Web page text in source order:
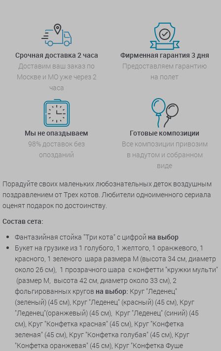
Срочная доставка 2 часа
Доставим ваш заказ по
Москве и МО уже через 2
часа
Фирменная гарантия 3 дня
Предоставляем гарантию
на полет
Мы не опаздываем
98% доставок без
опозданий
Готовые композиции
Все композиции привозим
в надутом и собранном
виде
Порадуйте своих маленьких любознательных деток воздушным
поздравлением от Трех котов. Любители одноименного сериала
оценят подарок по достоинству.
Состав сета:
Фантазийная стойка "Три кота" с цифрой на выбор
Букет на грузике из 1 голубого, 1 желтого, 1 оранжевого, 1
красного, 1 зеленого шара размера М (высота 34 см, диаметр
около 26 см), 1 прозрачного шара с конфетти "кружки мульти"
(размер М, высота 42 см, диаметр около 33 см), 2
фольгированных кругов на выбор: Круг "Леденец"
(зеленый) (45 см), Круг "Леденец" (красный) (45 см), Круг
"Леденец"(оранжевый) (45 см), Круг "Леденец" (синий) (45
см), Круг "Конфетка красная" (45 см), Круг "Конфетка
зеленая" (45 см), Круг "Конфетка голубая" (45 см), Круг
"Конфетка оранжевая" (45 см), Круг "Конфетка Фуше